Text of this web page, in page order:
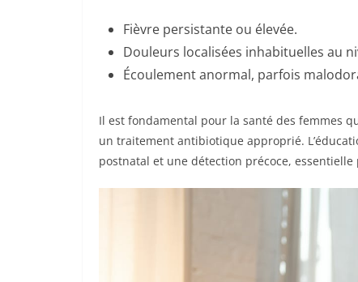
Fièvre persistante ou élevée.
Douleurs localisées inhabituelles au
Écoulement anormal, parfois
Il est fondamental pour la santé des femmes
un traitement antibiotique approprié.
postnatal et une détection précoce,